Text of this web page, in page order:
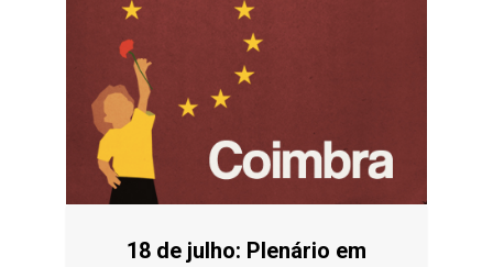
18 de julho: Plenário em